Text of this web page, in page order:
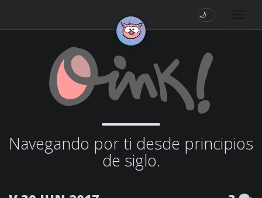
🌙
Navegando por ti desde principios
de siglo.